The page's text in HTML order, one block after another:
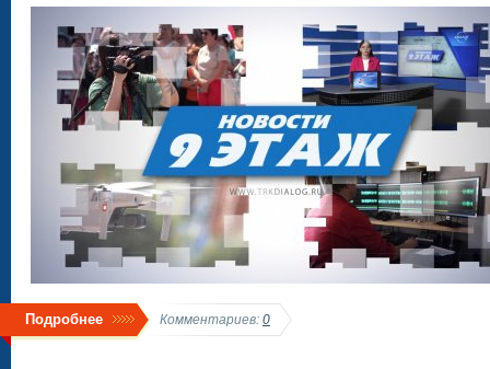
Подробнее Комментариев: 0